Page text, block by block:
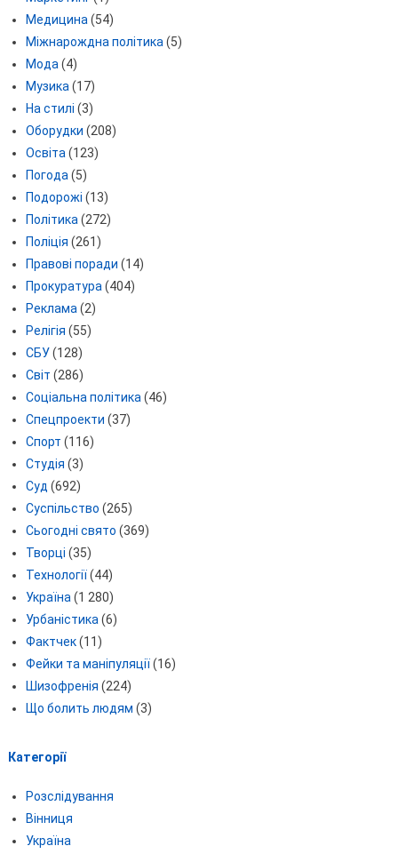
Медицина(54)
Міжнарождна політика(5)
Мода(4)
Музика(17)
На стилі (3)
Оборудки (208)
Освіта(123)
Погода(5)
Подорожі (13)
Політика(272)
Поліція (261)
Правові поради (14)
Прокуратура(404)
Реклама(2)
Релігія (55)
СБУ(128)
Світ (286)
Соціальна політика(46)
Спецпроекти (37)
Спорт (116)
Студія (3)
Суд (692)
Суспільство (265)
Сьогодні свято (369)
Творці (35)
Технології(44)
Україна(1 280)
Урбаністика(6)
Фактчек(11)
Фейки та маніпуляції(16)
Шизофренія (224)
Що болить людям (3)
Категорії
Розслідування
Вінниця
Україна